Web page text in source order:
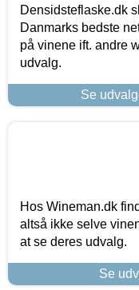
Densidsteflaske.dk
Danmarks bedste
på vinene ift. andre
udvalg.
Se
Hos Wineman.dk
altså ikke selve
at se deres udvalg.
Se